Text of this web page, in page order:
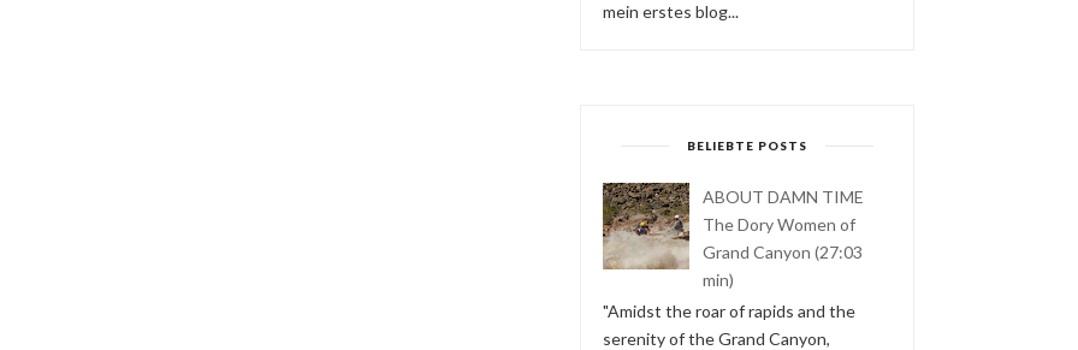
mein erstes blog...
BELIEBTE POSTS
ABOUT DAMN TIME
The Dory Women of
Grand Canyon (27:03
min)
"Amidst the roar of rapids and the
serenity of the Grand Canyon,